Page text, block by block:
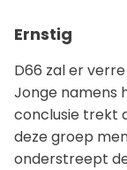
Ernstig
D66 zal er
Jonge namens
conclusie trekt
deze groep
onderstreept